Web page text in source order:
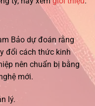
Bảo dự đoán rằng
đổi cách thức kinh
nên chuẩn bị bằng
mới.
lý.